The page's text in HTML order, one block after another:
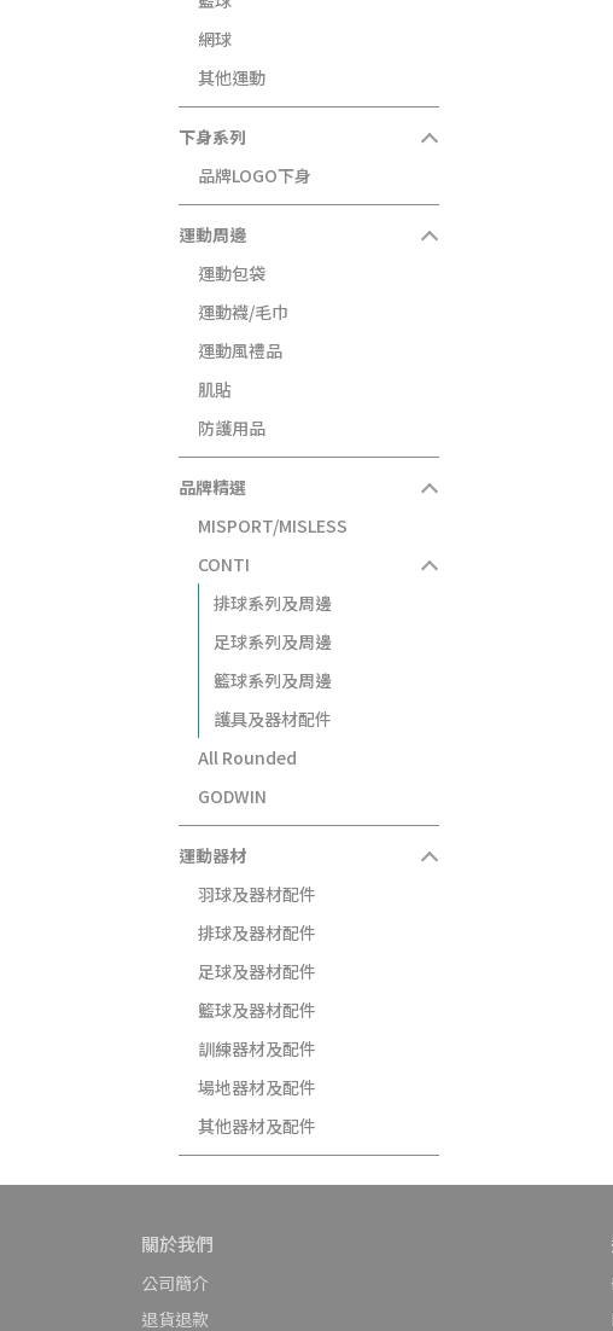
網球
其他運動
下身系列
品牌LOGO下身
運動周邊
運動包袋
運動襪/毛巾
運動風禮品
肌貼
防護用品
品牌精選
MISPORT/MISLESS
CONTI
排球系列及周邊
足球系列及周邊
籃球系列及周邊
護具及器材配件
All Rounded
GODWIN
運動器材
羽球及器材配件
排球及器材配件
足球及器材配件
籃球及器材配件
訓練器材及配件
場地器材及配件
其他器材及配件
關於我們
公司簡介
退貨退款